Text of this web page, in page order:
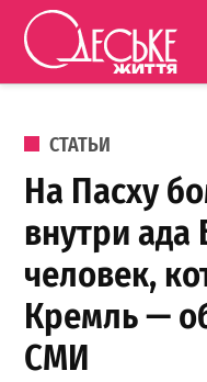
Перейти к содержанию
ОПУБЛИКОВАНО В
СТАТЬИ
На Пасху
внутри ада
человек,
Кремль —
СМИ